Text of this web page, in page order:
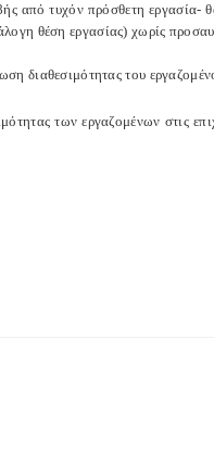
από τυχόν πρόσθετη εργασία-
θέση εργασίας) χωρίς
διαθεσιμότητας του
των εργαζομένων στις